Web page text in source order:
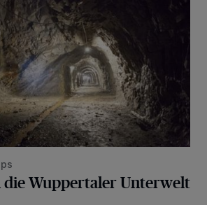
Wuppertaler Unterwelt